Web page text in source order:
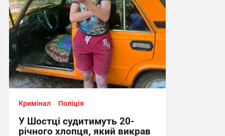
Кримінал Поліція
У Шостці судитимуть 20-
річного хлопця, який викрав